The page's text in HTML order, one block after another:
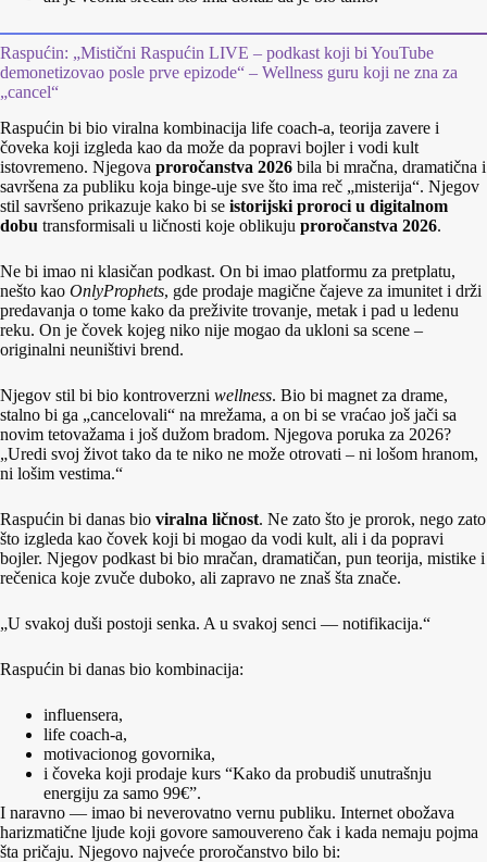
Raspućin: „Mistični Raspućin LIVE – podkast koji bi YouTube
demonetizovao posle prve epizode“ – Wellness guru koji ne zna za
„cancel“
Raspućin bi bio viralna kombinacija life coach‑a, teorija zavere i
čoveka koji izgleda kao da može da popravi bojler i vodi kult
istovremeno. Njegova proročanstva 2026 bila bi mračna, dramatična i
savršena za publiku koja binge‑uje sve što ima reč „misterija“. Njegov
stil savršeno prikazuje kako bi se istorijski proroci u digitalnom
dobu transformisali u ličnosti koje oblikuju proročanstva 2026.
Ne bi imao ni klasičan podkast. On bi imao platformu za pretplatu,
nešto kao OnlyProphets, gde prodaje magične čajeve za imunitet i drži
predavanja o tome kako da preživite trovanje, metak i pad u ledenu
reku. On je čovek kojeg niko nije mogao da ukloni sa scene –
originalni neuništivi brend.
Njegov stil bi bio kontroverzni wellness. Bio bi magnet za drame,
stalno bi ga „cancelovali“ na mrežama, a on bi se vraćao još jači sa
novim tetovažama i još dužom bradom. Njegova poruka za 2026?
„Uredi svoj život tako da te niko ne može otrovati – ni lošom hranom,
ni lošim vestima.“
Raspućin bi danas bio viralna ličnost. Ne zato što je prorok, nego zato
što izgleda kao čovek koji bi mogao da vodi kult, ali i da popravi
bojler. Njegov podkast bi bio mračan, dramatičan, pun teorija, mistike i
rečenica koje zvuče duboko, ali zapravo ne znaš šta znače.
„U svakoj duši postoji senka. A u svakoj senci — notifikacija.“
Raspućin bi danas bio kombinacija:
influensera,
life coach-a,
motivacionog govornika,
i čoveka koji prodaje kurs “Kako da probudiš unutrašnju
energiju za samo 99€”.
I naravno — imao bi neverovatno vernu publiku. Internet obožava
harizmatične ljude koji govore samouvereno čak i kada nemaju pojma
šta pričaju. Njegovo najveće proročanstvo bilo bi: